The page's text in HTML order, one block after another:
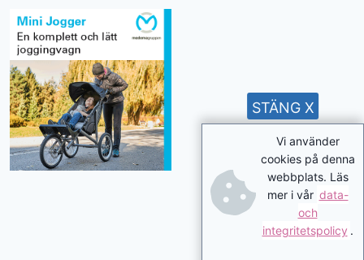
Vi använder
cookies på denna
webbplats. Läs
mer i vår data-
och
integritetspolicy .
STÄNG X